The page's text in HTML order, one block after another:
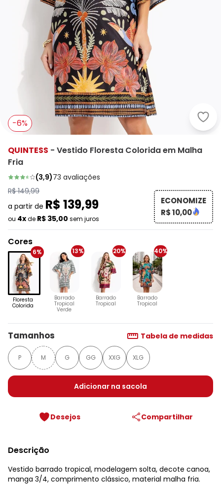
-6%
QUINTESS - Vestido Floresta Colorida em Malha
Fria
(3,9)73 avaliações
R$ 149,99
a partir de R$ 139,99
ou 4xde R$ 35,00 sem juros
ECONOMIZE
R$ 10,00
Cores
6%
Floresta
Colorida
13%
Barrado
Tropical
Verde
20%
Barrado
Tropical
40%
Barrado
Tropical
Tamanhos Tabela de medidas
P M G GG XXG XLG
Adicionar na sacola
Desejos Compartilhar
Descrição
Vestido barrado tropical, modelagem solta, decote canoa,
manga 3/4, comprimento clássico, material malha fria.